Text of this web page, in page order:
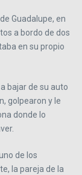
Guadalupe, en
a bordo de dos
en su propio
bajar de su auto
golpearon y le
donde lo
de los
la pareja de la